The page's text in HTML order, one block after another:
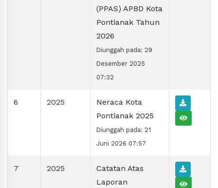
(PPAS) APBD Kota
Pontianak Tahun
2026
Diunggah pada: 29
Desember 2025
07:32
6 2025
Neraca Kota
Pontianak 2025
Diunggah pada: 21
Juni 2026 07:57
7 2025
Catatan Atas
Laporan